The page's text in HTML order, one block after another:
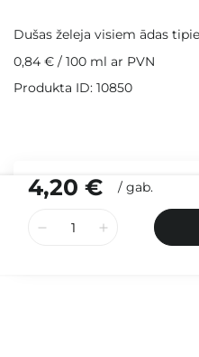
4,20 € / gab.
Dušas želeja visiem ādas
0,84 € / 100 ml ar PVN
Produkta ID: 10850